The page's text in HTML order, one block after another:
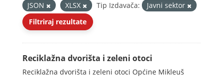
JSON
XLSX Tip Izdavača:
Javni sektor
Filtriraj rezultate
Reciklažna dvorišta i zeleni otoci
Reciklažna dvorišta i zeleni otoci Općine Mikleuš